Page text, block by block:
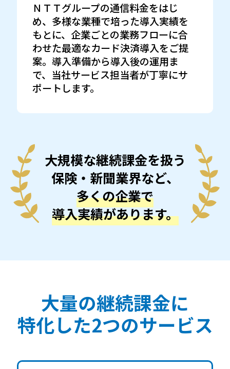
ＮＴＴグループの通信料金をはじ
め、多様な業種で培った導入実績を
もとに、企業ごとの業務フローに合
わせた最適なカード決済導入をご提
案。導入準備から導入後の運用ま
で、当社サービス担当者が丁寧にサ
ポートします。
大規模な継続課金を扱う
保険・新聞業界など、
多くの企業で
導入実績があります。
大量の継続課金に
特化した2つのサービス